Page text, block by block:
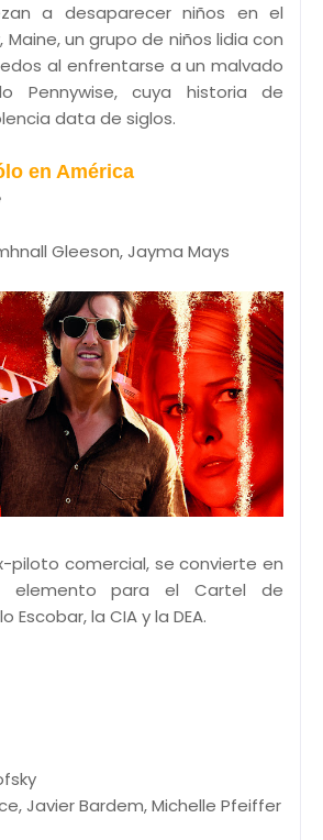
a desaparecer niños en el
Maine, un grupo de niños lidia con
al enfrentarse a un malvado
Pennywise, cuya historia de
data de siglos.
en América
Gleeson, Jayma Mays
piloto comercial, se convierte en
elemento para el Cartel de
Escobar, la CIA y la DEA.
Javier Bardem, Michelle Pfeiffer